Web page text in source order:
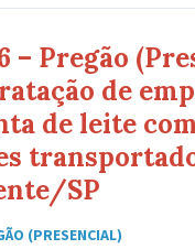
– Pregão
de
de leite
SP
(PRESENCIAL)